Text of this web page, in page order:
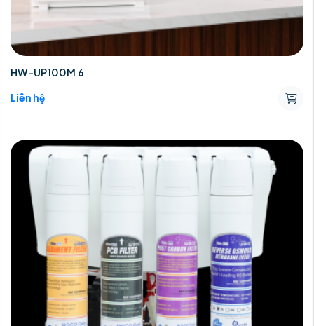
HW-UP100M 6
Liên hệ